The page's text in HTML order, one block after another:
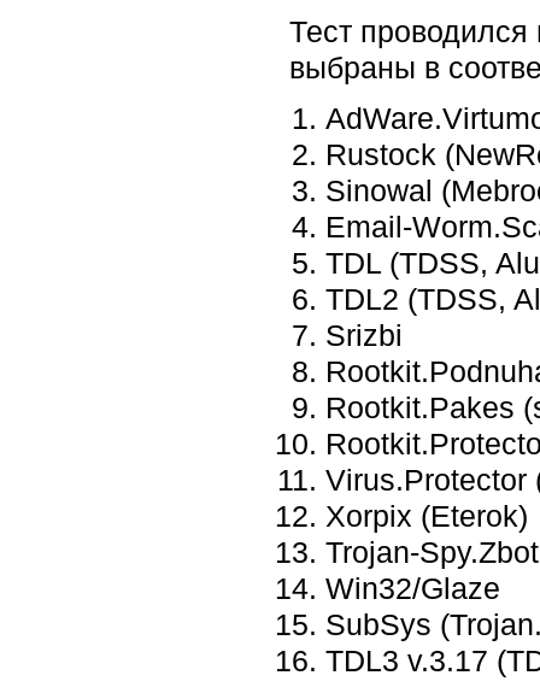
Тест
выбраны в
Rustock
Sinowal
Email-
TDL (TDSS,
TDL2 (TDSS,
Srizbi
Rootkit.Pakes
Virus.Protector
Xorpix (Eterok)
Trojan-Spy.Zbot
Win32/Glaze
SubSys
TDL3 v.3.17